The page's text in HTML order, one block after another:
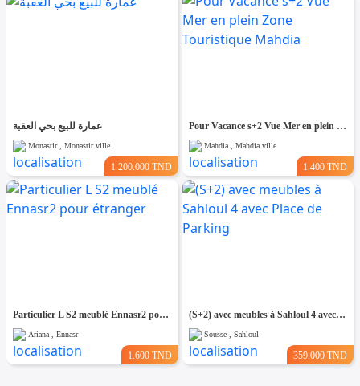
عمارة للبيع بحي العقبة
Monastir , Monastir ville
1.200.000 TND
Pour Vacance s+2 Vue Mer en plein Zone Touristique Mahdia
Mahdia , Mahdia ville
1.400 TND
Particulier L S2 meublé Ennasr2 pour étranger
Ariana , Ennasr
1.600 TND
(S+2) avec meubles à Sahloul 4 avec Place de Parking
Sousse , Sahloul
359.000 TND